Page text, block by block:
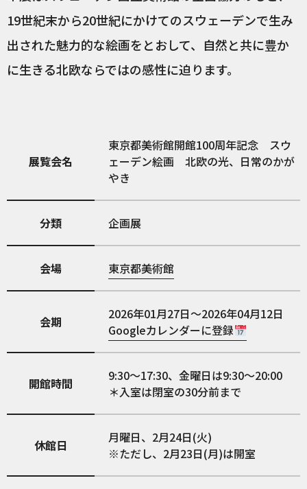
19世紀末から20世紀にかけてのスウェーデンで生み
出された魅力的な絵画をとおして、自然と共に豊か
に生きる北欧ならではの感性に迫ります。
展覧会名
東京都美術館開館100周年記念 スウ
ェーデン絵画 北欧の光、日常のかが
やき
分類 企画展
会場 東京都美術館
会期
2026年01月27日～2026年04月12日
Googleカレンダーに登録
開館時間
9:30～17:30、金曜日は9:30～20:00
＊入室は閉室の30分前まで
休館日
月曜日、2月24日(火)
※ただし、2月23日(月)は開室